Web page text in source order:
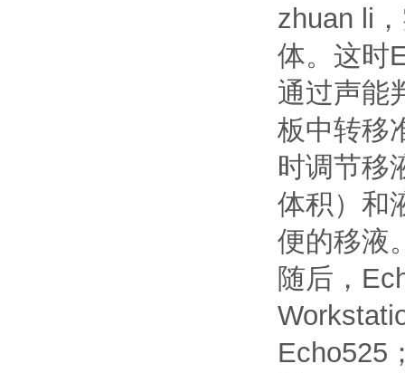
zhuan li
体。这时
通过声能
板中转移
时调节移
体积）和
便的移液
随后，
Echo525